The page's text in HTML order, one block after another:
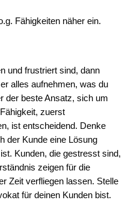
Fähigkeiten näher ein.
und frustriert sind, dann
alles aufnehmen, was du
der beste Ansatz, sich um
zuerst
ist entscheidend. Denke
der Kunde eine Lösung
Kunden, die gestresst sind,
zeigen für die
Zeit verfliegen lassen. Stelle
für deinen Kunden bist.